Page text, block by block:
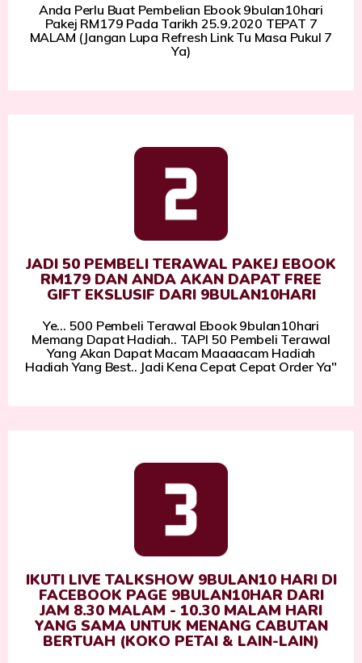
Anda Perlu Buat Pembelian Ebook 9bulan10hari
Pakej RM179 Pada Tarikh 25.9.2020 TEPAT 7
MALAM (Jangan Lupa Refresh Link Tu Masa Pukul 7
Ya)
JADI 50 PEMBELI TERAWAL PAKEJ EBOOK
RM179 DAN ANDA AKAN DAPAT FREE
GIFT EKSLUSIF DARI 9BULAN10HARI
Ye... 500 Pembeli Terawal Ebook 9bulan10hari
Memang Dapat Hadiah.. TAPI 50 Pembeli Terawal
Yang Akan Dapat Macam Maaaacam Hadiah
Hadiah Yang Best.. Jadi Kena Cepat Cepat Order Ya"
IKUTI LIVE TALKSHOW 9BULAN10 HARI DI
FACEBOOK PAGE 9BULAN10HAR DARI
JAM 8.30 MALAM - 10.30 MALAM HARI
YANG SAMA UNTUK MENANG CABUTAN
BERTUAH (KOKO PETAI & LAIN-LAIN)